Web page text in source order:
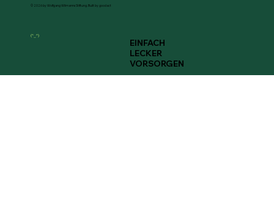
© 2026 by Wolfgang Wilmanns Stiftung. Built by goodact
(^‿^)
EINFACH
LECKER
VORSORGEN